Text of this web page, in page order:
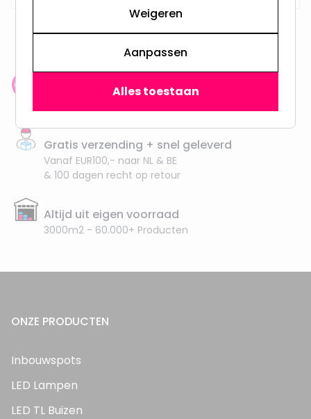
Klantenbeoordeling: 9.4/10
Gratis verzending + snel geleverd
Vanaf EUR100,- naar NL & BE
& 100 dagen recht op retour
Altijd uit eigen voorraad
3000m2 - 60.000+ Producten
ONZE PRODUCTEN
Inbouwspots
LED Lampen
LED TL Buizen
Weigeren
Aanpassen
Alles toestaan